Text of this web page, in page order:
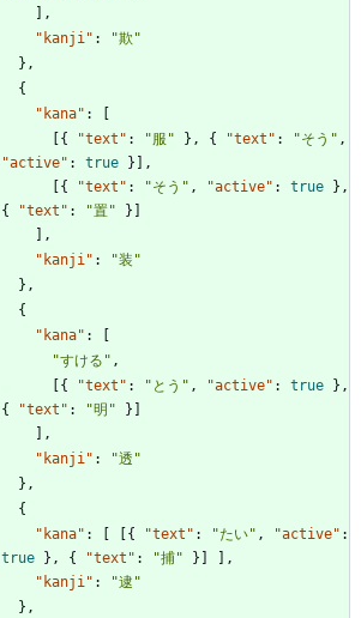
,
"kanji" :
"欺"
} ,
{
"kana" :
{ "text" : "服" } , { "text" : "そう" ,
"active" : true }
,
{ "text" : "そう" , "active" : true } ,
{
"text" : "置" }
,
"kanji" :
"装"
} ,
{
"kana" :
"すける" ,
{ "text" : "とう" , "active" : true } ,
{
"text" : "明" }
,
"kanji" :
"透"
} ,
{
"kana" : { "text" : "たい" , "active" :
true
} , { "text" : "捕" }
,
"kanji" :
"逮"
} ,